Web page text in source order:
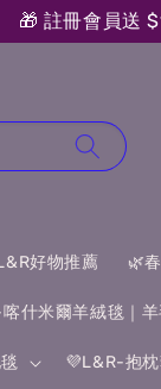
🎁 註冊會員送
好物推薦 🌿
什米爾羊絨毯｜
💜L&R-抱